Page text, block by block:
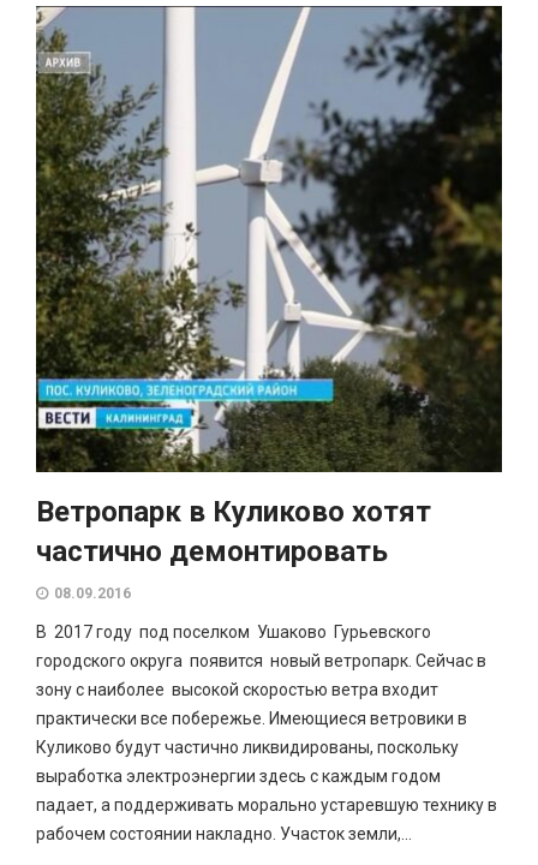
Ветропарк в Куликово хотят
частично демонтировать
08.09.2016
В 2017 году под поселком Ушаково Гурьевского
городского округа появится новый ветропарк. Сейчас в
зону с наиболее высокой скоростью ветра входит
практически все побережье. Имеющиеся ветровики в
Куликово будут частично ликвидированы, поскольку
выработка электроэнергии здесь с каждым годом
падает, а поддерживать морально устаревшую технику в
рабочем состоянии накладно. Участок земли,...